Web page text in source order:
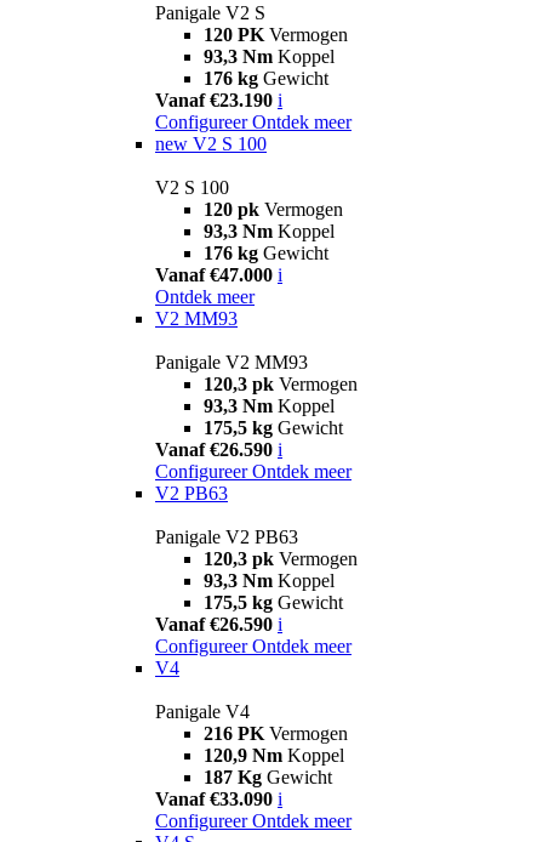
Panigale V2 S
120 PK Vermogen
93,3 Nm Koppel
176 kg Gewicht
Vanaf €23.190 i
Configureer Ontdek meer
new V2 S 100
V2 S 100
120 pk Vermogen
93,3 Nm Koppel
176 kg Gewicht
Vanaf €47.000 i
Ontdek meer
V2 MM93
Panigale V2 MM93
120,3 pk Vermogen
93,3 Nm Koppel
175,5 kg Gewicht
Vanaf €26.590 i
Configureer Ontdek meer
V2 PB63
Panigale V2 PB63
120,3 pk Vermogen
93,3 Nm Koppel
175,5 kg Gewicht
Vanaf €26.590 i
Configureer Ontdek meer
V4
Panigale V4
216 PK Vermogen
120,9 Nm Koppel
187 Kg Gewicht
Vanaf €33.090 i
Configureer Ontdek meer